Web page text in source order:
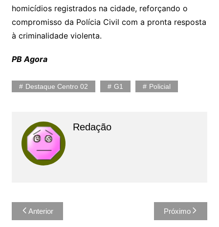
homicídios registrados na cidade, reforçando o
compromisso da Polícia Civil com a pronta resposta
à criminalidade violenta.
PB Agora
Destaque Centro 02 G1 Policial
Redação
Navegação
de
Anterior Próximo